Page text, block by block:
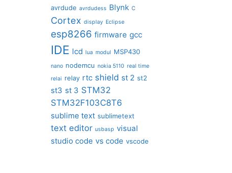
avrdude avrdudess Blynk C
Cortex display Eclipse
esp8266 firmware gcc
IDE lcd lua modul MSP430
nano nodemcu nokia 5110 real time
relai relay rtc shield st 2 st2
st3 st 3 STM32
STM32F103C8T6
sublime text sublimetext
text editor usbasp visual
studio code vs code vscode